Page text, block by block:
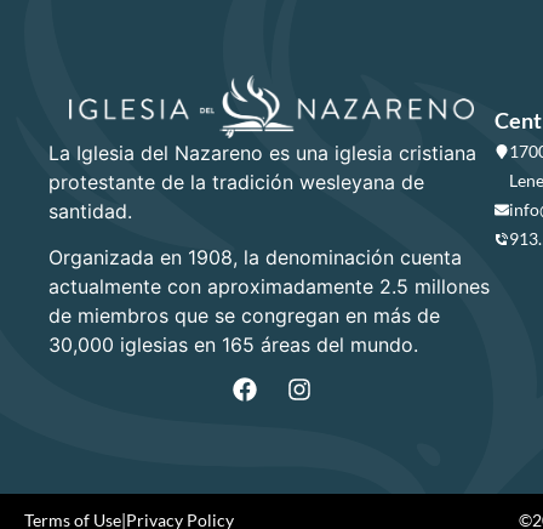
La Iglesia del Nazareno es una iglesia cristiana
protestante de la tradición wesleyana de
santidad.
Organizada en 1908, la denominación cuenta
actualmente con aproximadamente 2.5 millones
de miembros que se congregan en más de
30,000 iglesias en 165 áreas del mundo.
Terms of Use|Privacy Policy